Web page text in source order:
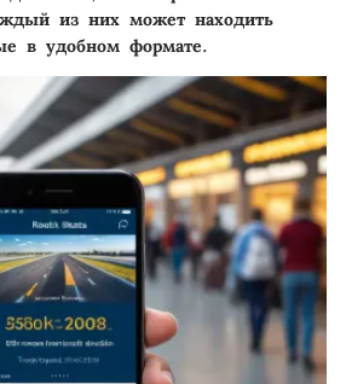
из них может находить
в удобном формате.